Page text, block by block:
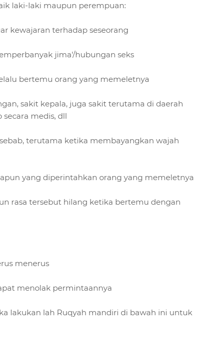
laki-laki maupun perempuan:
kewajaran terhadap seseorang
jima'/hubungan seks
bertemu orang yang memeletnya
sakit kepala, juga sakit terutama di daerah
medis, dll
terutama ketika membayangkan wajah
yang diperintahkan orang yang memeletnya
rasa tersebut hilang ketika bertemu dengan
menerus
menolak permintaannya
lakukan lah Ruqyah mandiri di bawah ini untuk